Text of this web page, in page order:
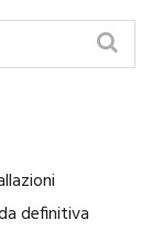
definitiva